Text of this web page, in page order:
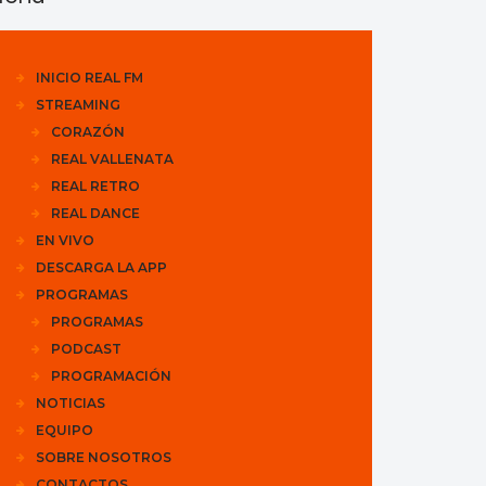
INICIO REAL FM
STREAMING
CORAZÓN
REAL VALLENATA
REAL RETRO
REAL DANCE
EN VIVO
DESCARGA LA APP
PROGRAMAS
PROGRAMAS
PODCAST
PROGRAMACIÓN
NOTICIAS
EQUIPO
SOBRE NOSOTROS